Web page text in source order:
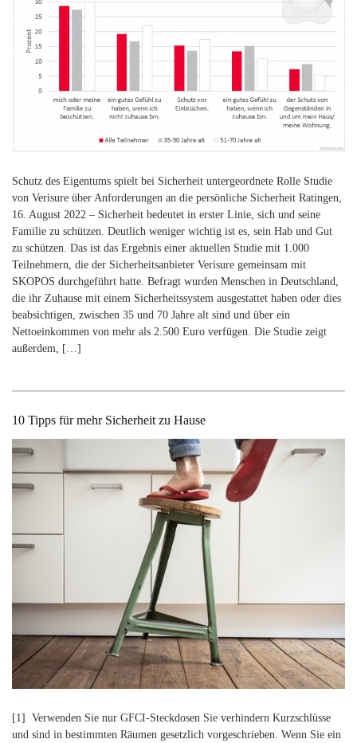
Schutz des Eigentums spielt bei Sicherheit untergeordnete Rolle Studie
von Verisure über Anforderungen an die persönliche Sicherheit Ratingen,
16. August 2022 – Sicherheit bedeutet in erster Linie, sich und seine
Familie zu schützen. Deutlich weniger wichtig ist es, sein Hab und Gut
zu schützen. Das ist das Ergebnis einer aktuellen Studie mit 1.000
Teilnehmern, die der Sicherheitsanbieter Verisure gemeinsam mit
SKOPOS durchgeführt hatte. Befragt wurden Menschen in Deutschland,
die ihr Zuhause mit einem Sicherheitssystem ausgestattet haben oder dies
beabsichtigen, zwischen 35 und 70 Jahre alt sind und über ein
Nettoeinkommen von mehr als 2.500 Euro verfügen. Die Studie zeigt
außerdem, […]
10 Tipps für mehr Sicherheit zu Hause
[1] Verwenden Sie nur GFCI-Steckdosen Sie verhindern Kurzschlüsse
und sind in bestimmten Räumen gesetzlich vorgeschrieben. Wenn Sie ein